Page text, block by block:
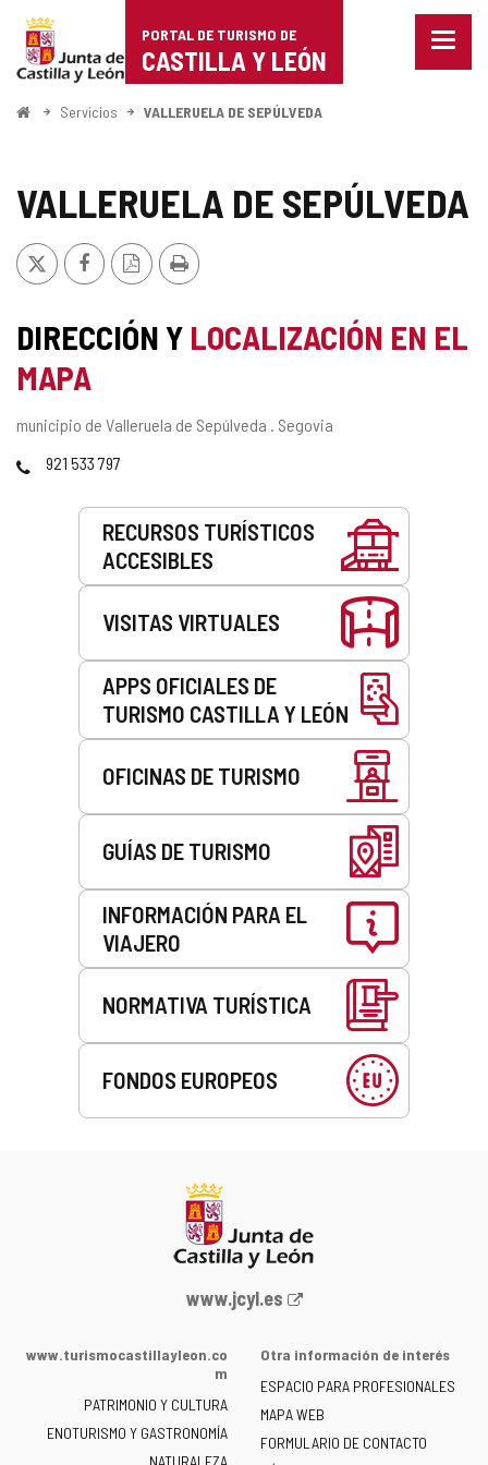
Portal
de
Turismo
Castilla
León
PORTAL DE TURISMO DE
CASTILLA Y LEÓN
Menu
InicioServicios VALLERUELA DE SEPÚLVEDA
VALLERUELA DE SEPÚLVEDA
X FacebookVersión
PDF
Imprimir
DIRECCIÓN Y LOCALIZACIÓN EN EL
MAPA
Dirección
municipio de Valleruela de Sepúlveda . Segovia
Teléfonos
921 533 797
RECURSOS TURÍSTICOS
ACCESIBLES
VISITAS VIRTUALES
APPS OFICIALES DE
TURISMO CASTILLA Y LEÓN
OFICINAS DE TURISMO
GUÍAS DE TURISMO
INFORMACIÓN PARA EL
VIAJERO
NORMATIVA TURÍSTICA
FONDOS EUROPEOS
Portal
la
de
Castilla
www.jcyl.es
www.turismocastillayleon.co
m
PATRIMONIO Y CULTURA
ENOTURISMO Y GASTRONOMÍA
NATURALEZA
Otra información de interés
ESPACIO PARA PROFESIONALES
MAPA WEB
FORMULARIO DE CONTACTO